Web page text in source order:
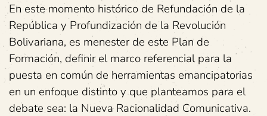
En este momento histórico de Refundación de la
República y Profundización de la Revolución
Bolivariana, es menester de este Plan de
Formación, definir el marco referencial para la
puesta en común de herramientas emancipatorias
en un enfoque distinto y que planteamos para el
debate sea: la Nueva Racionalidad Comunicativa.